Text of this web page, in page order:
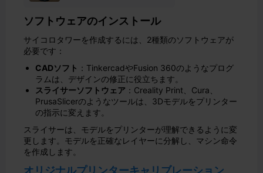
ソフトウェアのインストール
サイコロタワーを作成するには、2種類のソフトウェアが
必要です：
CADソフト ：TinkercadやFusion 360のようなプログ
ラムは、デザインの修正に役立ちます。
スライサーソフトウェア ：Creality Print、Cura、
PrusaSlicerのようなツールは、3Dモデルをプリンター
の指示に変えます。
スライサーは、モデルをプリンターが理解できるように変
更します。モデルを正確なレイヤーに分解し、マシン命令
を作成します。
オリジナルプリンターキャリブレーション